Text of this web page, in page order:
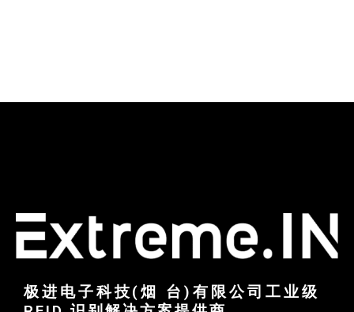
极进电子科技(烟 台)有限公司工业级